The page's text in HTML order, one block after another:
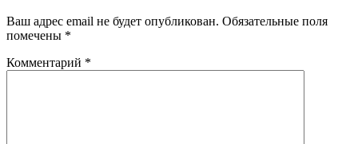
Ваш адрес email не будет опубликован. Обязательные поля
помечены *
Комментарий *